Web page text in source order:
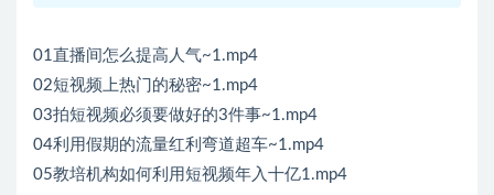
01直播间怎么提高人气~1.mp4
02短视频上热门的秘密~1.mp4
03拍短视频必须要做好的3件事~1.mp4
04利用假期的流量红利弯道超车~1.mp4
05教培机构如何利用短视频年入十亿1.mp4